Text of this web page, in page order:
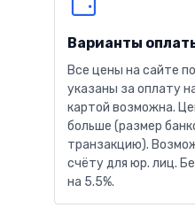
Варианты
Все цены на сайте
указаны за оплату
картой возможна.
больше (размер
транзакцию).
счёту для юр. лиц.
на 5.5%.